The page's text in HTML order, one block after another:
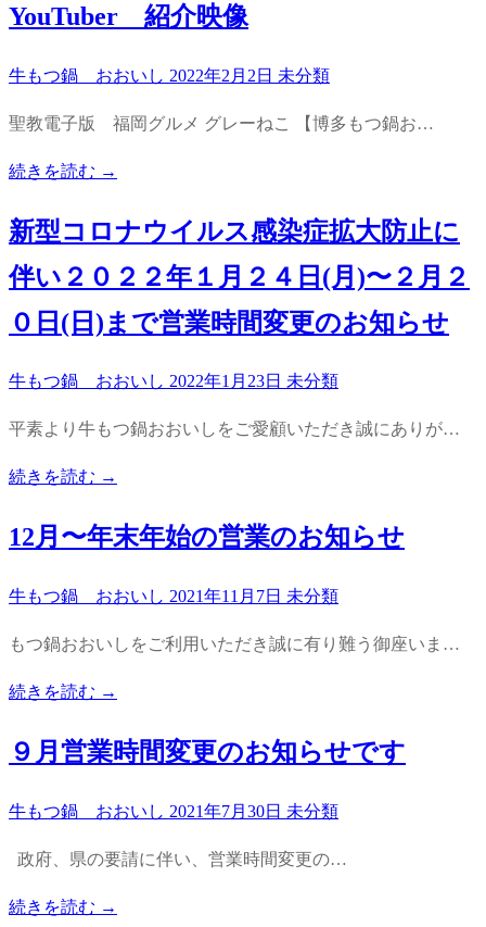
YouTuber 紹介映像
牛もつ鍋 おおいし 2022年2月2日 未分類
聖教電子版 福岡グルメ グレーねこ 【博多もつ鍋お…
続きを読む →
新型コロナウイルス感染症拡大防止に
伴い２０２２年１月２４日(月)〜２月２
０日(日)まで営業時間変更のお知らせ
牛もつ鍋 おおいし 2022年1月23日 未分類
平素より牛もつ鍋おおいしをご愛顧いただき誠にありが…
続きを読む →
12月〜年末年始の営業のお知らせ
牛もつ鍋 おおいし 2021年11月7日 未分類
もつ鍋おおいしをご利用いただき誠に有り難う御座いま…
続きを読む →
９月営業時間変更のお知らせです
牛もつ鍋 おおいし 2021年7月30日 未分類
政府、県の要請に伴い、営業時間変更の…
続きを読む →